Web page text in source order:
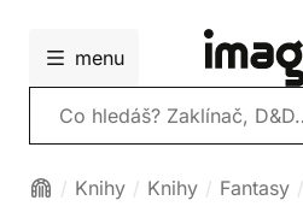
menu
Vyhledávání
Knihy Knihy Fantasy